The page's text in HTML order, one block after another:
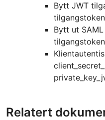
Bytt JWT
tilgangstoken
Bytt ut
tilgangstoken
Relatert